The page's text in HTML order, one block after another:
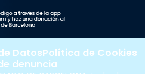
DatosPolítica de Cookies
denuncia